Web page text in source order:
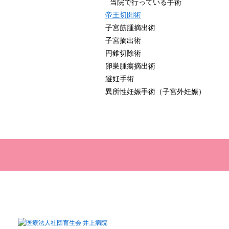
当院で行っている手術
帝王切開術
子宮筋腫摘出術
子宮摘出術
円錐切除術
卵巣腫瘍摘出術
避妊手術
異所性妊娠手術（子宮外妊娠）